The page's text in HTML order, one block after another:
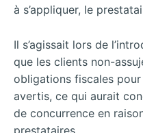
à s’appliquer, le
Il s’agissait lors de
que les clients non-
obligations fiscales
avertis, ce qui aurait
de concurrence en
prestataires.